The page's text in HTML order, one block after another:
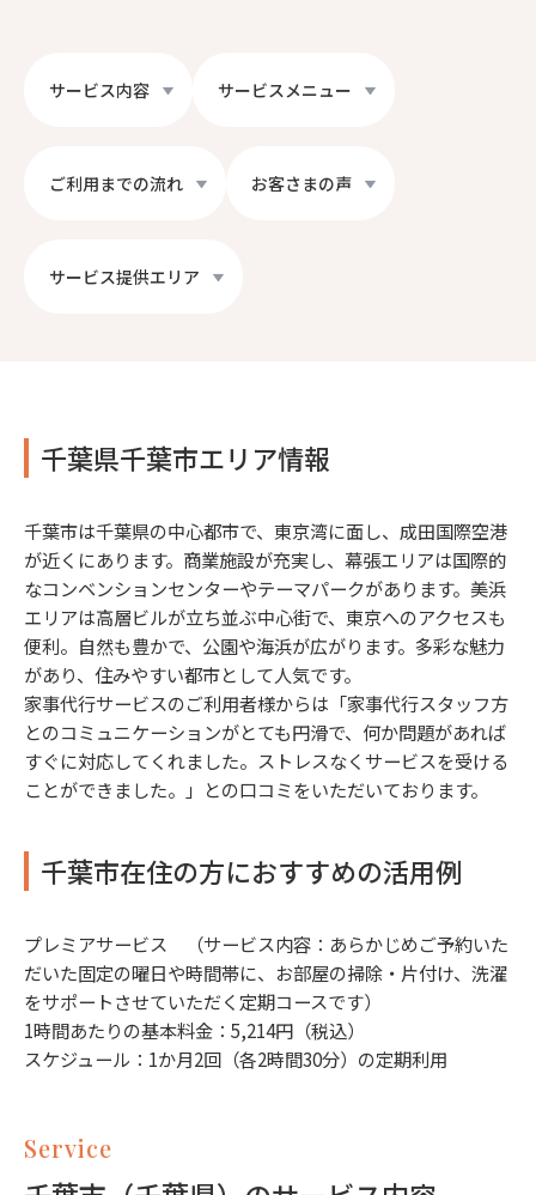
サービス内容 サービスメニュー
ご利用までの流れ お客さまの声
サービス提供エリア
千葉県千葉市エリア情報
千葉市は千葉県の中心都市で、東京湾に面し、成田国際空港
が近くにあります。商業施設が充実し、幕張エリアは国際的
なコンベンションセンターやテーマパークがあります。美浜
エリアは高層ビルが立ち並ぶ中心街で、東京へのアクセスも
便利。自然も豊かで、公園や海浜が広がります。多彩な魅力
があり、住みやすい都市として人気です。
家事代行サービスのご利用者様からは「家事代行スタッフ方
とのコミュニケーションがとても円滑で、何か問題があれば
すぐに対応してくれました。ストレスなくサービスを受ける
ことができました。」との口コミをいただいております。
千葉市在住の方におすすめの活用例
プレミアサービス （サービス内容：あらかじめご予約いた
だいた固定の曜日や時間帯に、お部屋の掃除・片付け、洗濯
をサポートさせていただく定期コースです）
1時間あたりの基本料金：5,214円（税込）
スケジュール：1か月2回（各2時間30分）の定期利用
Service